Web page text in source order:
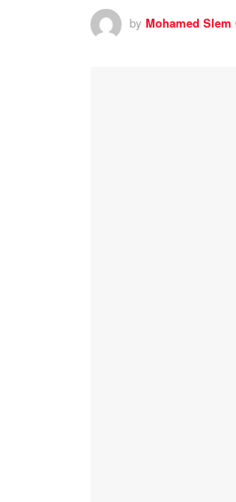
by Mohamed Slem